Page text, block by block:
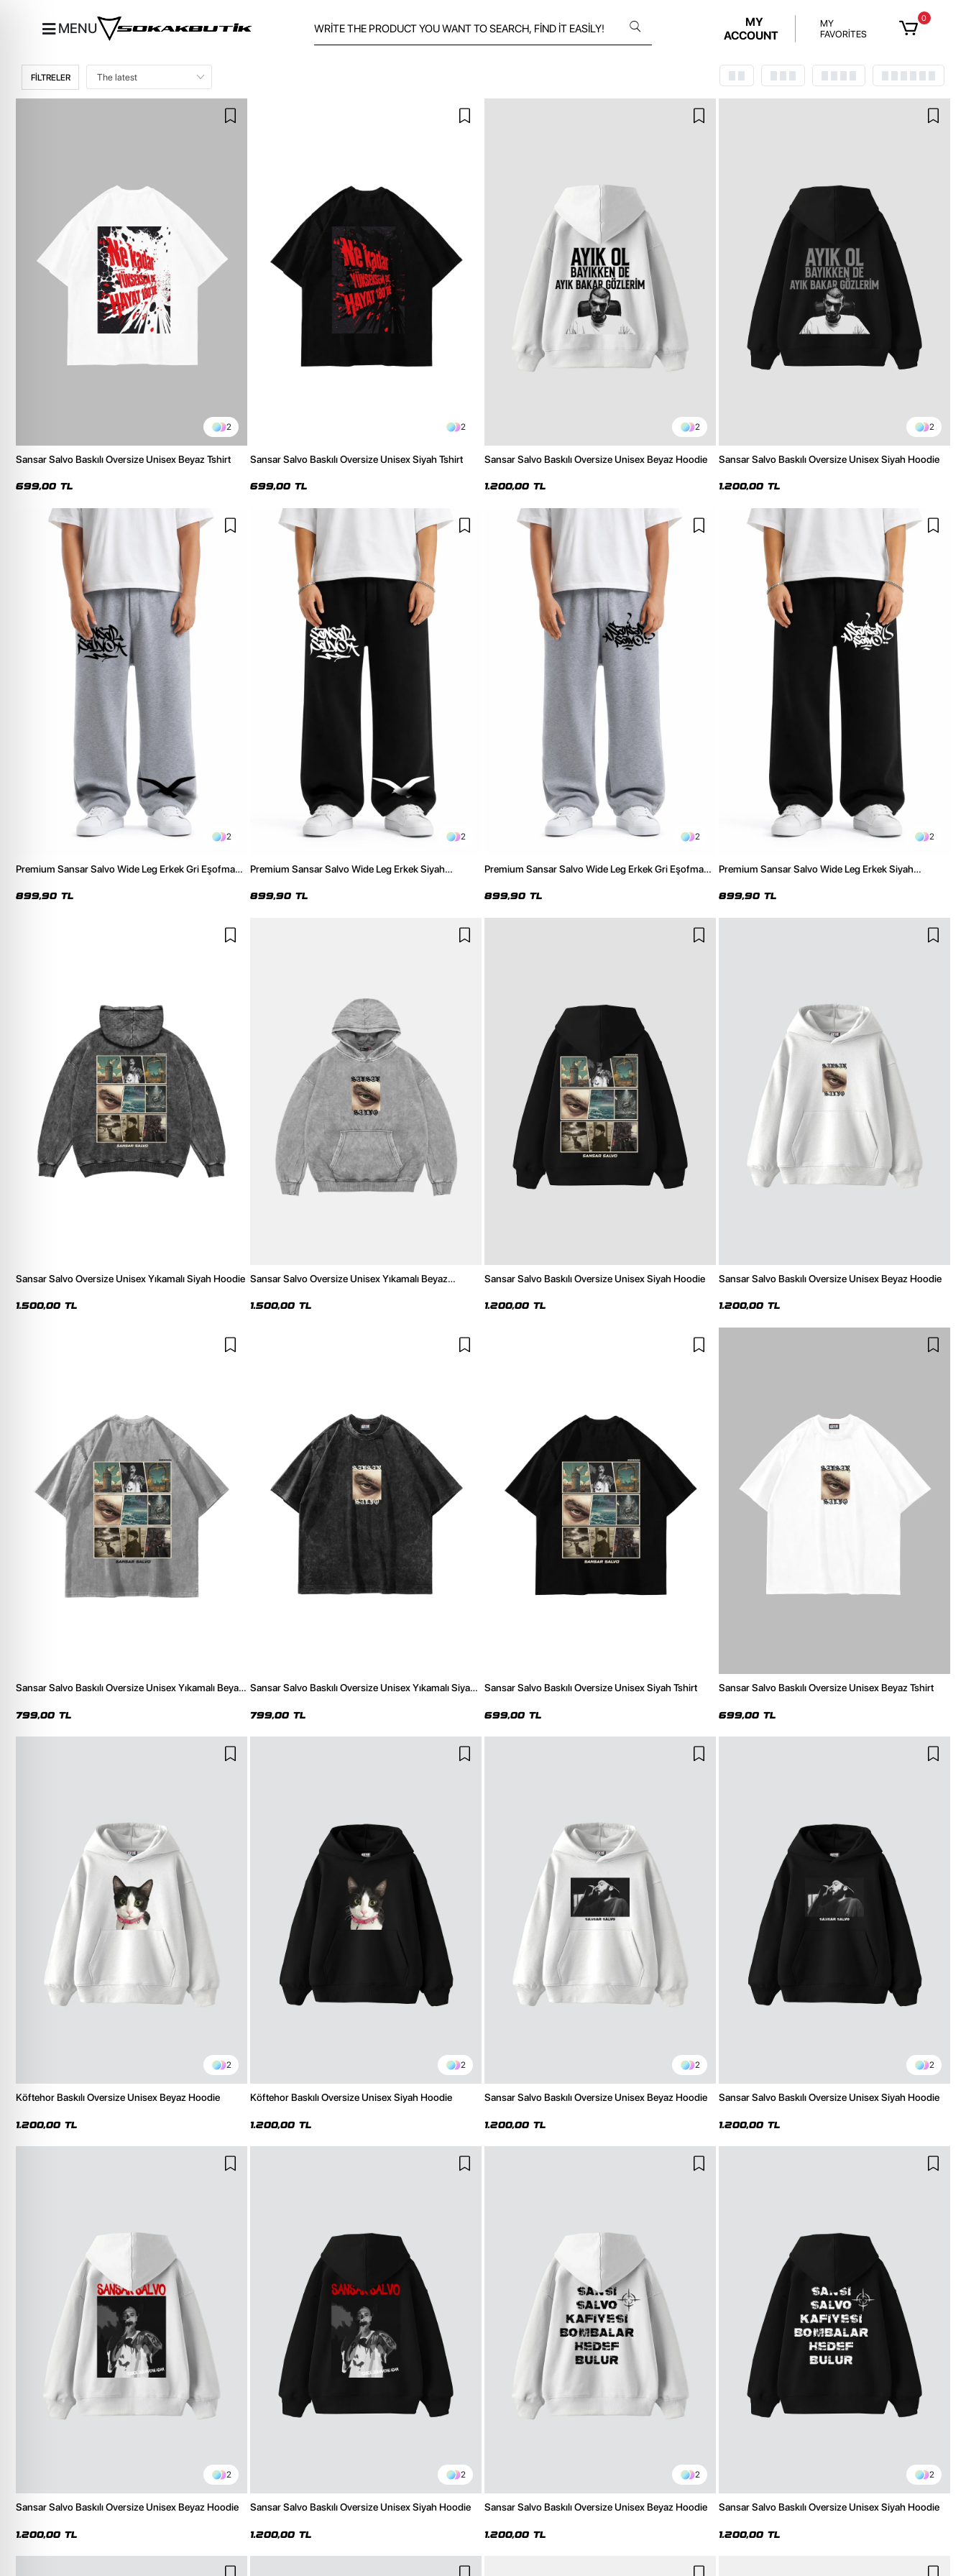
MENU
MY
ACCOUNT
MY
FAVORİTES
0
FİLTRELER
2
Sansar Salvo Baskılı Oversize Unisex Beyaz Tshirt
699,00 TL
2
Sansar Salvo Baskılı Oversize Unisex Siyah Tshirt
699,00 TL
2
Sansar Salvo Baskılı Oversize Unisex Beyaz Hoodie
1.200,00 TL
2
Sansar Salvo Baskılı Oversize Unisex Siyah Hoodie
1.200,00 TL
2
Premium Sansar Salvo Wide Leg Erkek Gri Eşofman
899,90 TL
2
Premium Sansar Salvo Wide Leg Erkek Siyah
899,90 TL
2
Premium Sansar Salvo Wide Leg Erkek Gri Eşofman
899,90 TL
2
Premium Sansar Salvo Wide Leg Erkek Siyah
899,90 TL
Sansar Salvo Oversize Unisex Yıkamalı Siyah Hoodie
1.500,00 TL
Sansar Salvo Oversize Unisex Yıkamalı Beyaz
1.500,00 TL
Sansar Salvo Baskılı Oversize Unisex Siyah Hoodie
1.200,00 TL
Sansar Salvo Baskılı Oversize Unisex Beyaz Hoodie
1.200,00 TL
Sansar Salvo Baskılı Oversize Unisex Yıkamalı Beyaz
799,00 TL
Sansar Salvo Baskılı Oversize Unisex Yıkamalı Siyah
799,00 TL
Sansar Salvo Baskılı Oversize Unisex Siyah Tshirt
699,00 TL
Sansar Salvo Baskılı Oversize Unisex Beyaz Tshirt
699,00 TL
2
Köftehor Baskılı Oversize Unisex Beyaz Hoodie
1.200,00 TL
2
Köftehor Baskılı Oversize Unisex Siyah Hoodie
1.200,00 TL
2
Sansar Salvo Baskılı Oversize Unisex Beyaz Hoodie
1.200,00 TL
2
Sansar Salvo Baskılı Oversize Unisex Siyah Hoodie
1.200,00 TL
2
Sansar Salvo Baskılı Oversize Unisex Beyaz Hoodie
1.200,00 TL
2
Sansar Salvo Baskılı Oversize Unisex Siyah Hoodie
1.200,00 TL
2
Sansar Salvo Baskılı Oversize Unisex Beyaz Hoodie
1.200,00 TL
2
Sansar Salvo Baskılı Oversize Unisex Siyah Hoodie
1.200,00 TL